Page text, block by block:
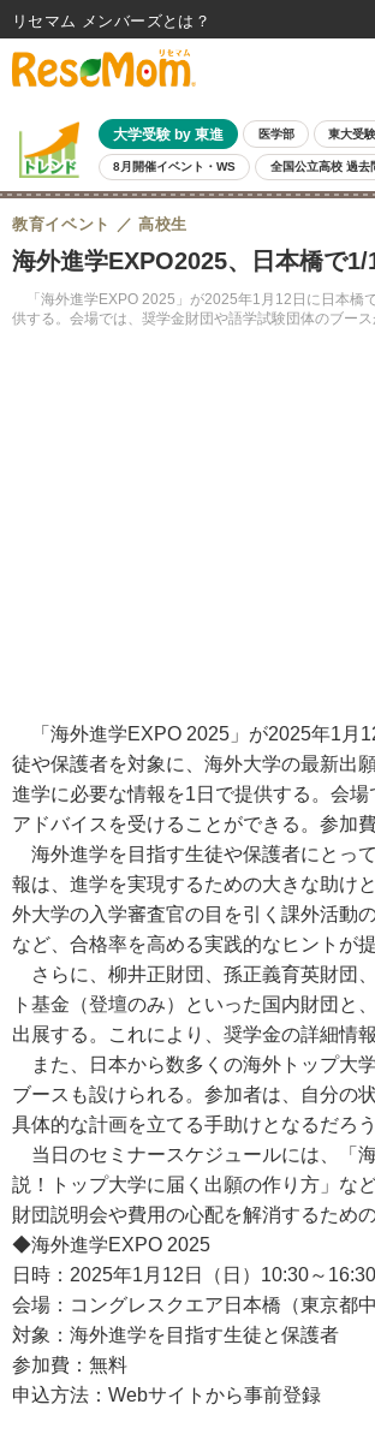
大学受験 by 東進 医学部 東大受験
8月開催イベント・WS 全国公立高校 過去
海外進学EXPO2025、日本橋で
「海外進学EXPO 2025」が2025年1月12日に日本橋
供する。会場では、奨学金財団や語学試験団体のブー
教育イベント 高校生
「海外進学EXPO 2025」が2025年1月
徒や保護者を対象に、海外大学の最新出
進学に必要な情報を1日で提供する。会
アドバイスを受けることができる。参加
海外進学を目指す生徒や保護者にとっ
報は、進学を実現するための大きな助け
外大学の入学審査官の目を引く課外活動
など、合格率を高める実践的なヒントが提
さらに、柳井正財団、孫正義育英財団
ト基金（登壇のみ）といった国内財団と
出展する。これにより、奨学金の詳細情
また、日本から数多くの海外トップ大
ブースも設けられる。参加者は、自分の
具体的な計画を立てる手助けとなるだろう
当日のセミナースケジュールには、「
説！トップ大学に届く出願の作り方」な
財団説明会や費用の心配を解消するため
◆海外進学EXPO 2025
日時：2025年1月12日（日）10:30～16:30
会場：コングレスクエア日本橋（東京都
対象：海外進学を目指す生徒と保護者
参加費：無料
申込方法：Webサイトから事前登録
リセマム メンバーズ